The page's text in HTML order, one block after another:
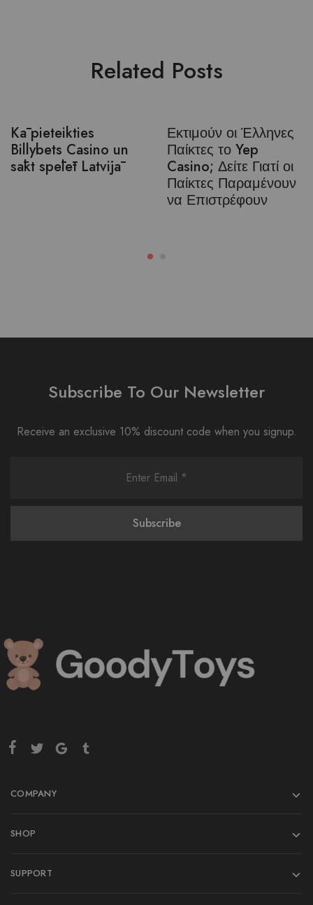
Related Posts
Kā pieteikties
Billybets Casino un
sākt spēlēt Latvijā
Εκτιμούν οι Έλληνες
Παίκτες το Yep
Casino; Δείτε Γιατί οι
Παίκτες Παραμένουν
να Επιστρέφουν
Subscribe To Our Newsletter
Receive an exclusive 10% discount code when you signup.
COMPANY
SHOP
SUPPORT